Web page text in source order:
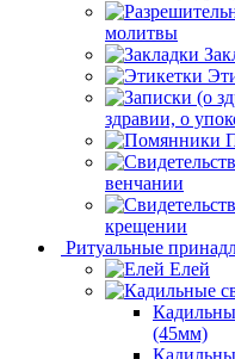
молитвы
здравии, о
венчании
крещении
Ритуальные
Елей
(45мм)